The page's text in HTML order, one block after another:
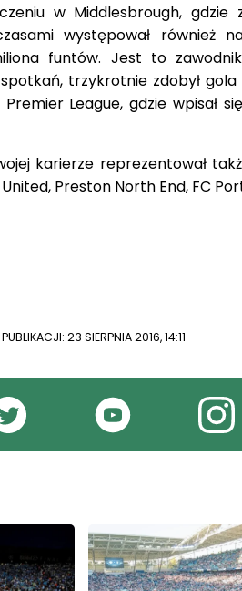
w Middlesbrough, gdzie
występował również
funtów. Jest to
trzykrotnie zdobył
League, gdzie wpisał
karierze reprezentował
Preston North End, FC
23 SIERPNIA 2016, 14:11